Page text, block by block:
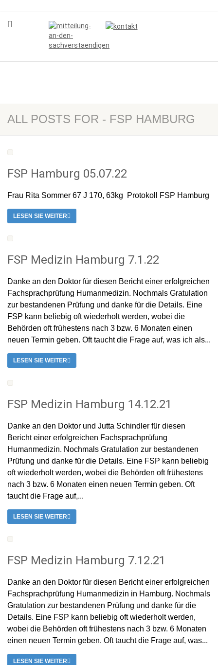
ALL POSTS FOR - FSP HAMBURG
FSP Hamburg 05.07.22
Frau Rita Sommer 67 J 170, 63kg Protokoll FSP Hamburg
LESEN SIE WEITER
FSP Medizin Hamburg 7.1.22
Danke an den Doktor für diesen Bericht einer erfolgreichen
Fachsprachprüfung Humanmedizin. Nochmals Gratulation
zur bestandenen Prüfung und danke für die Details. Eine
FSP kann beliebig oft wiederholt werden, wobei die
Behörden oft frühestens nach 3 bzw. 6 Monaten einen
neuen Termin geben. Oft taucht die Frage auf, was ich als...
LESEN SIE WEITER
FSP Medizin Hamburg 14.12.21
Danke an den Doktor und Jutta Schindler für diesen
Bericht einer erfolgreichen Fachsprachprüfung
Humanmedizin. Nochmals Gratulation zur bestandenen
Prüfung und danke für die Details. Eine FSP kann beliebig
oft wiederholt werden, wobei die Behörden oft frühestens
nach 3 bzw. 6 Monaten einen neuen Termin geben. Oft
taucht die Frage auf,...
LESEN SIE WEITER
FSP Medizin Hamburg 7.12.21
Danke an den Doktor für diesen Bericht einer erfolgreichen
Fachsprachprüfung Humanmedizin in Hamburg. Nochmals
Gratulation zur bestandenen Prüfung und danke für die
Details. Eine FSP kann beliebig oft wiederholt werden,
wobei die Behörden oft frühestens nach 3 bzw. 6 Monaten
einen neuen Termin geben. Oft taucht die Frage auf, was...
LESEN SIE WEITER